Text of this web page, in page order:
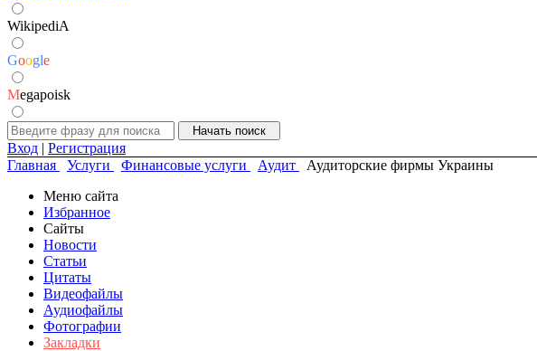
WikipediA
Google
Megapoisk
Вход | Регистрация
Главная
Услуги Финансовые услуги Аудит
Аудиторские фирмы Украины
Меню сайта
Избранное
Сайты
Новости
Статьи
Цитаты
Видеофайлы
Аудиофайлы
Фотографии
Закладки